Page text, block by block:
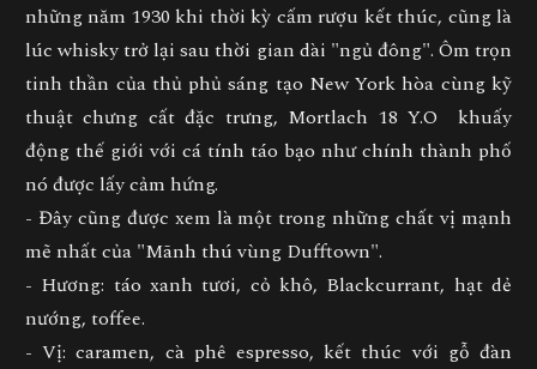
những năm 1930 khi thời kỳ cấm rượu kết thúc, cũng là
lúc whisky trở lại sau thời gian dài "ngủ đông". Ôm trọn
tinh thần của thủ phủ sáng tạo New York hòa cùng kỹ
thuật chưng cất đặc trưng, Mortlach 18 Y.O khuấy
động thế giới với cá tính táo bạo như chính thành phố
nó được lấy cảm hứng.
- Đây cũng được xem là một trong những chất vị mạnh
mẽ nhất của "Mãnh thú vùng Dufftown".
- Hương: táo xanh tươi, cỏ khô, Blackcurrant, hạt dẻ
nướng, toffee.
- Vị: caramen, cà phê espresso, kết thúc với gỗ đàn